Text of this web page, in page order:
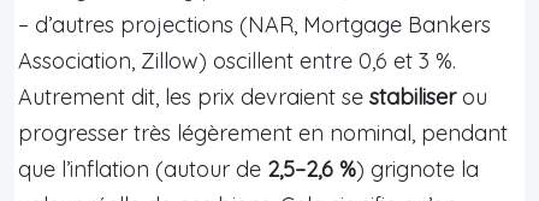
– d’autres projections (NAR, Mortgage Bankers
Association, Zillow) oscillent entre 0,6 et 3 %.
Autrement dit, les prix devraient se stabiliserou
progresser très légèrement en nominal, pendant
que l’inflation (autour de 2,5–2,6 %) grignote la